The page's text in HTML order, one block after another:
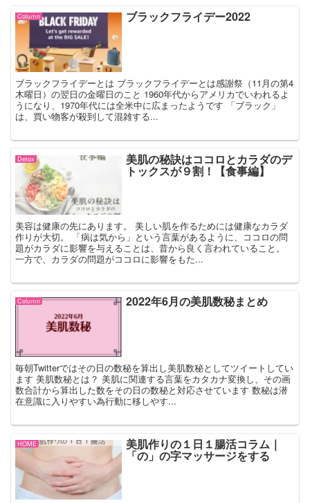
Coluｍn ブラックフライデー2022
ブラックフライデーとは ブラックフライデーとは感謝祭（11月の第4
木曜日）の翌日の金曜日のこと 1960年代からアメリカでいわれるよ
うになり、1970年代には全米中に広まったようです 「ブラック」
は、買い物客が殺到して混雑する...
Detox 美肌の秘訣はココロとカラダのデ
トックスが９割！【食事編】
美容は健康の先にあります。 美しい肌を作るためには健康なカラダ
作りが大切。 「病は気から」という言葉があるように、ココロの問
題がカラダに影響を与えることは、昔から良く言われていること。
一方で、カラダの問題がココロに影響をもた...
Coluｍn 2022年6月の美肌数秘まとめ
毎朝Twitterではその日の数秘を算出し美肌数秘としてツイートしてい
ます 美肌数秘とは？ 美肌に関連する言葉をカタカナ変換し、その画
数合計から算出した数をその日の数秘と対応させています 数秘は潜
在意識に入りやすい為行動に移しやす...
HOME 美肌作りの１日１腸活コラム｜
「の」の字マッサージをする